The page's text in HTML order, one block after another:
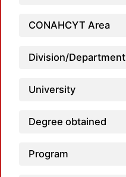
CONAHCYT Area
Division/Department
University
Degree obtained
Program